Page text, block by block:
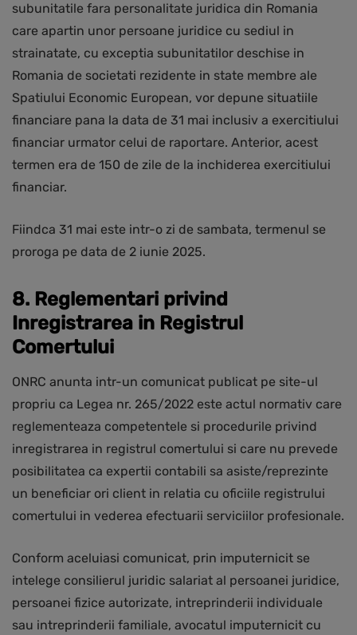
subunitatile fara personalitate juridica din Romania
care apartin unor persoane juridice cu sediul in
strainatate, cu exceptia subunitatilor deschise in
Romania de societati rezidente in state membre ale
Spatiului Economic European, vor depune situatiile
financiare pana la data de 31 mai inclusiv a exercitiului
financiar urmator celui de raportare. Anterior, acest
termen era de 150 de zile de la inchiderea exercitiului
financiar.
Fiindca 31 mai este intr-o zi de sambata, termenul se
proroga pe data de 2 iunie 2025.
8. Reglementari privind
Inregistrarea in Registrul
Comertului
ONRC anunta intr-un comunicat publicat pe site-ul
propriu ca Legea nr. 265/2022 este actul normativ care
reglementeaza competentele si procedurile privind
inregistrarea in registrul comertului si care nu prevede
posibilitatea ca expertii contabili sa asiste/reprezinte
un beneficiar ori client in relatia cu oficiile registrului
comertului in vederea efectuarii serviciilor profesionale.
Conform aceluiasi comunicat, prin imputernicit se
intelege consilierul juridic salariat al persoanei juridice,
persoanei fizice autorizate, intreprinderii individuale
sau intreprinderii familiale, avocatul imputernicit cu